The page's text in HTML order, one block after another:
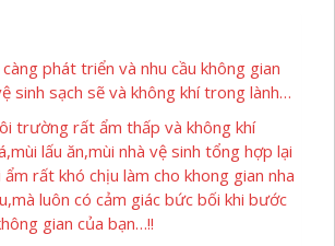
phát triển và nhu cầu không gian
sinh sạch sẽ và không khí trong lành…
trường rất ẩm thấp và không khí
lấu ăn,mùi nhà vệ sinh tổng hợp lại
rất khó chịu làm cho khong gian nha
luôn có cảm giác bức bối khi bước
gian của bạn…!!